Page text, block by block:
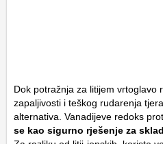
Dok potražnja za litijem vrtoglavo
zapaljivosti i teškog rudarenja
alternativa. Vanadijeve redoks
se kao sigurno rješenje za